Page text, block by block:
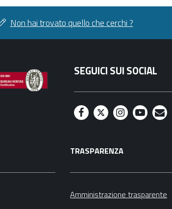
Non hai trovato quello che cerchi ?
SEGUICI SUI SOCIAL
F
c
e
T
i
t
I
s
t
Y
t
M
l
TRASPARENZA
Amministrazione trasparente